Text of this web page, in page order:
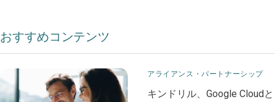
おすすめコンテンツ
アライアンス・パートナーシップ
​​キンドリル、Google Cloudと